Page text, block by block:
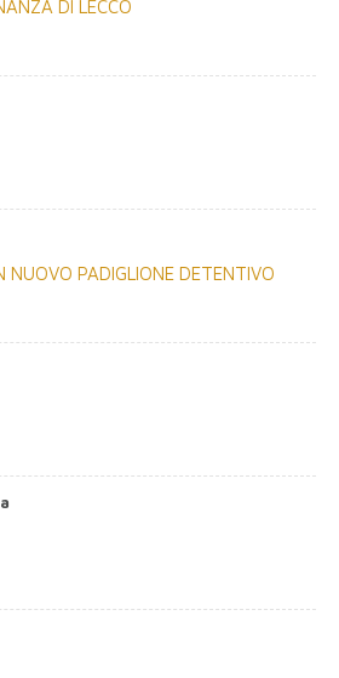
DI LECCO
NUOVO PADIGLIONE DETENTIVO